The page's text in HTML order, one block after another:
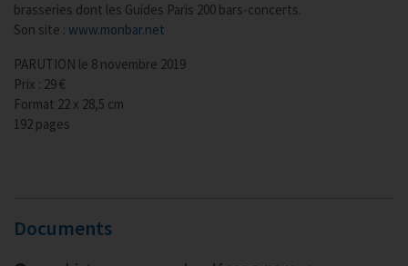
brasseries dont les Guides Paris 200 bars-concerts.
Son site : www.monbar.net
PARUTION le 8 novembre 2019
Prix : 29 €
Format 22 x 28,5 cm
192 pages
Documents